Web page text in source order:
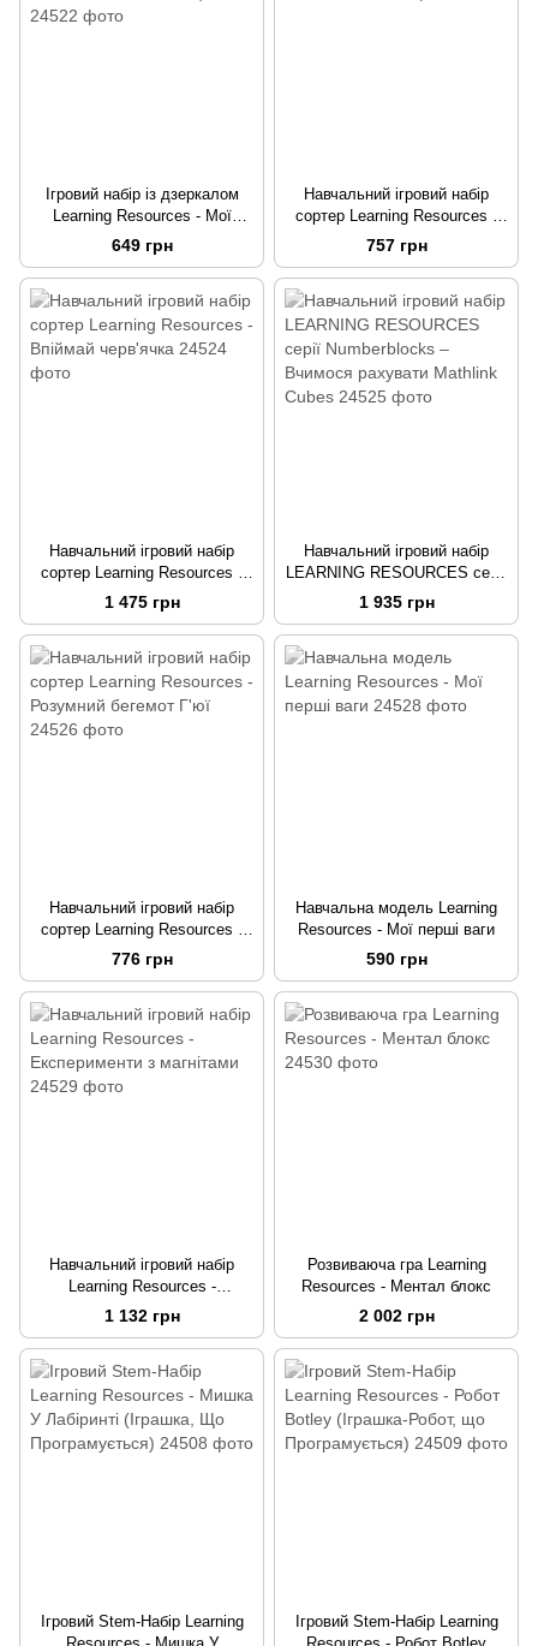
Ігровий набір із дзеркалом
Learning Resources - Мої
емоції
649 грн
Навчальний ігровий набір
сортер Learning Resources -
Капкейки
757 грн
Навчальний ігровий набір
сортер Learning Resources -
Впіймай черв'ячка
1 475 грн
Навчальний ігровий набір
LEARNING RESOURCES серії
Numberblocks – Вчимося
рахувати Mathlink Cubes
1 935 грн
Навчальний ігровий набір
сортер Learning Resources -
Розумний бегемот Г'юї
776 грн
Навчальна модель Learning
Resources - Мої перші ваги
590 грн
Навчальний ігровий набір
Learning Resources -
Експерименти з магнітами
1 132 грн
Розвиваюча гра Learning
Resources - Ментал блокс
2 002 грн
Ігровий Stem-Набір Learning
Ігровий Stem-Набір Learning